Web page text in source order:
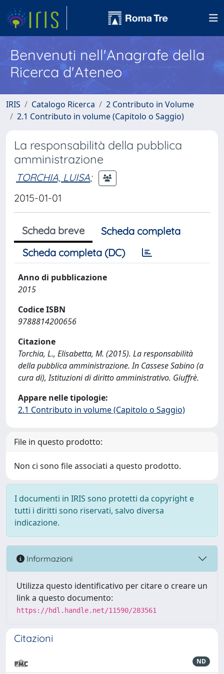
Benvenuti nell'Anagrafe della
Ricerca d'Ateneo
IRIS Catalogo Ricerca
2 Contributo in Volume
2.1 Contributo in volume (Capitolo o Saggio)
La responsabilità della pubblica
amministrazione
TORCHIA, LUISA;
2015-01-01
Scheda breve
Scheda completa
Scheda completa (DC)
Anno di pubblicazione
2015
Codice ISBN
9788814200656
Citazione
Torchia, L., Elisabetta, M. (2015). La responsabilità
della pubblica amministrazione. In Cassese Sabino (a
cura di), Istituzioni di diritto amministrativo. Giuffrè.
Appare nelle tipologie:
2.1 Contributo in volume (Capitolo o Saggio)
File in questo prodotto:
Non ci sono file associati a questo prodotto.
I documenti in IRIS sono protetti da copyright e
tutti i diritti sono riservati, salvo diversa
indicazione.
Informazioni
Utilizza questo identificativo per citare o creare un
link a questo documento:
https://hdl.handle.net/11590/283561
Citazioni
ND